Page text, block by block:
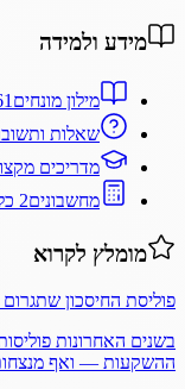
מידע ולמידה
מילון מונחים 261
שאלות
מדריכים
מחשבונים2 כלי חישוב חינמיים
מומלץ לקרוא
פוליסת החיסכון
בשנים האחרונות
ההשקעות — ואף